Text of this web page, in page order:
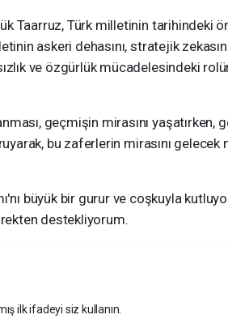
Taarruz, Türk milletinin tarihindeki
askeri dehasını, stratejik
ve özgürlük mücadelesindeki
geçmişin mirasını yaşatırken,
bu zaferlerin mirasını
büyük bir gurur ve coşkuyla
destekliyorum.
ilk ifadeyi siz kullanın.